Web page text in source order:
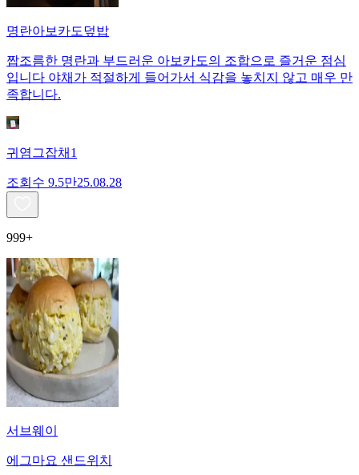
명란아보카도덮밥
짭조름한 명란과 부드러운 아보카도의 조합으로 즐거운 점심
입니다 야채가 적절하게 들어가서 식감을 놓치지 않고 매우 만
족합니다.
귀염그잡채1
조회수 9.5만25.08.28
999+
서브웨이
에그마요 샌드위치